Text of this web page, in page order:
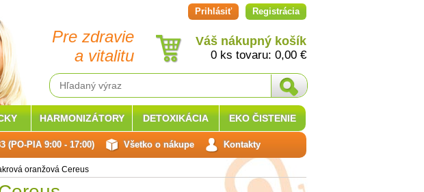
Pre zdravie
a vitalitu
Prihlásiť Registrácia
Váš nákupný košík
0 ks tovaru: 0,00 €
oranžová Cereus
HARMONIZÁTORY DETOXIKÁCIA EKO ČISTENIE
(PO-PIA 9:00 - 17:00) Všetko o nákupe Kontakty